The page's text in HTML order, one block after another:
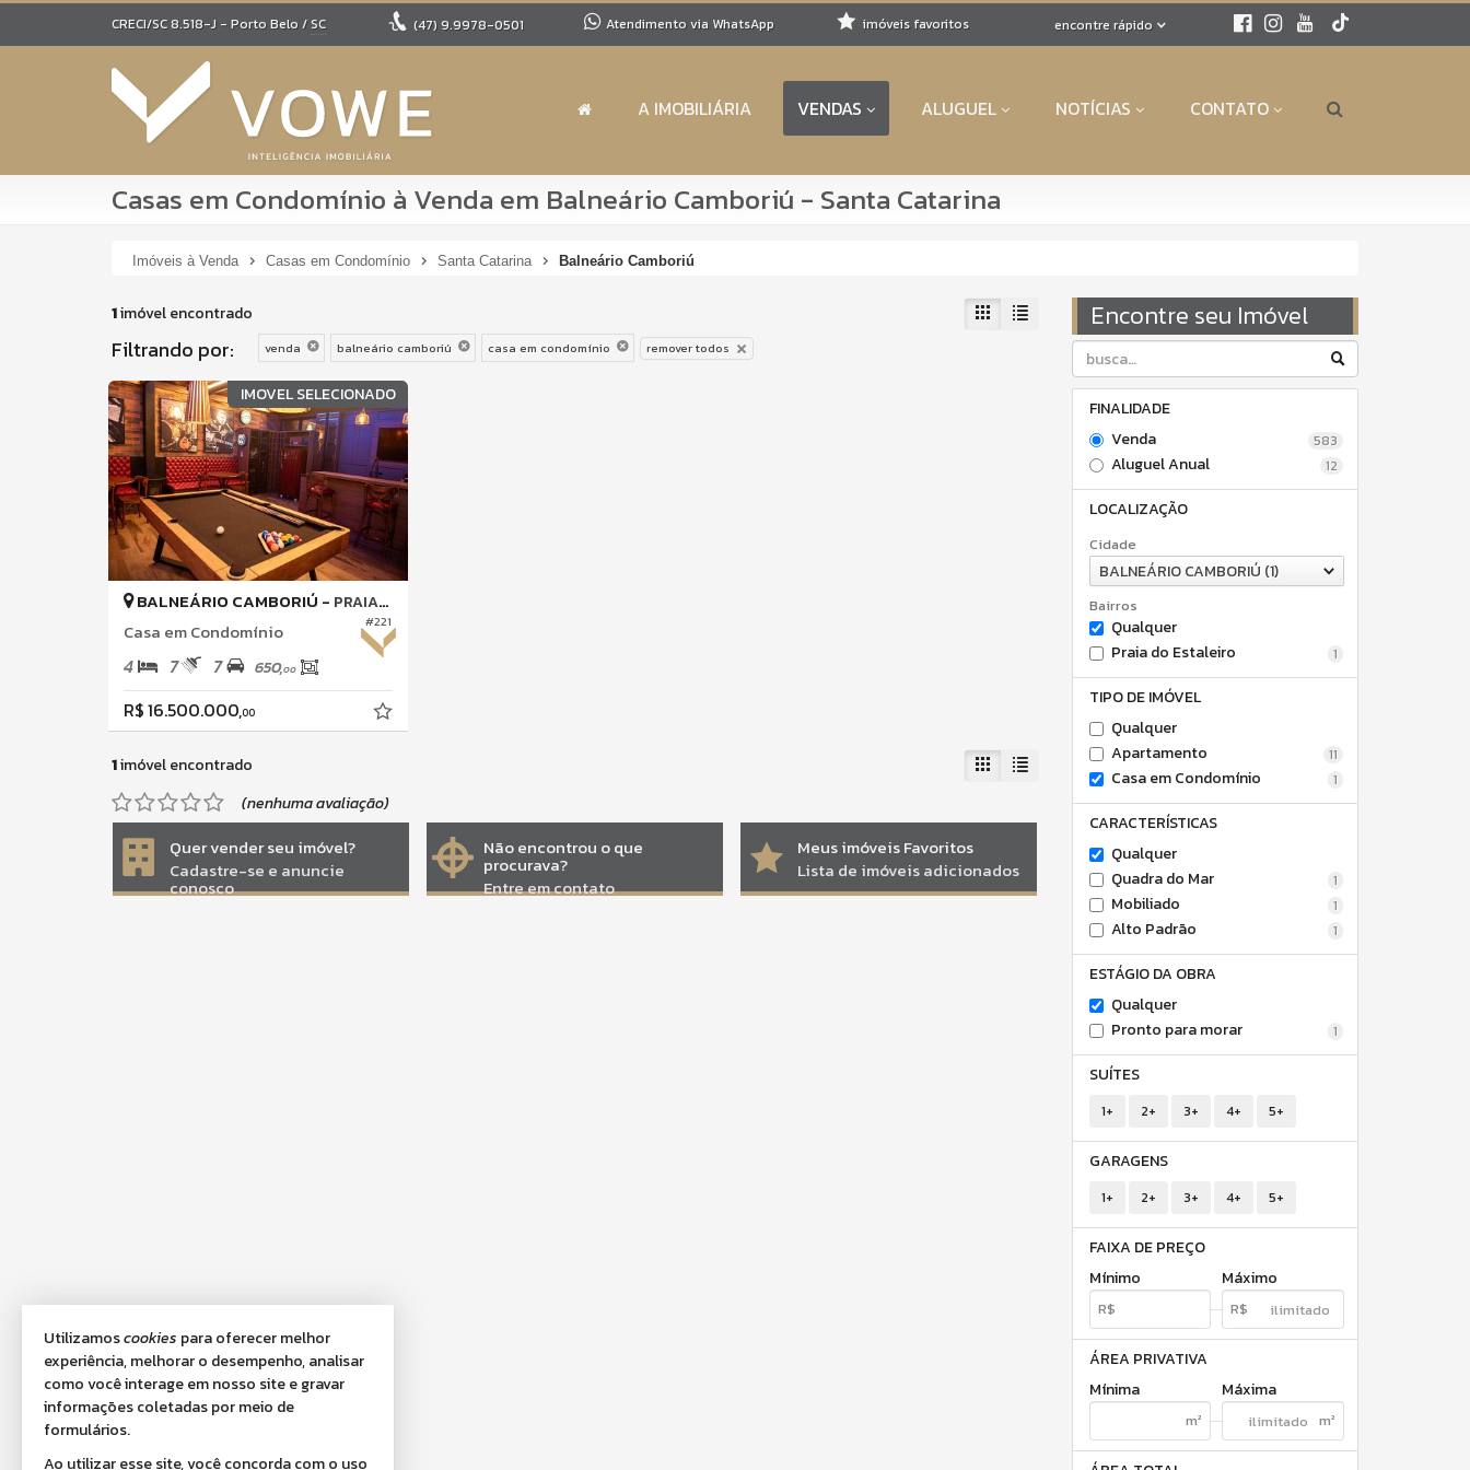
CRECI/SC 8.518-J - Porto Belo /SC (47)9.9978-0501 Atendimento via WhatsApp encontre rápido
imóveis favoritos
A IMOBILIÁRIA VENDAS ALUGUEL NOTÍCIAS CONTATO
Casas em Condomínio à Venda em Balneário Camboriú - Santa Catarina
Imóveis à Venda Casas em Condomínio Santa Catarina Balneário Camboriú
Encontre seu Imóvel
FINALIDADE
Venda
583
Aluguel Anual 12
LOCALIZAÇÃO
Cidade
BALNEÁRIO CAMBORIÚ (1)
Bairros
Qualquer
Praia do Estaleiro
1
TIPO DE IMÓVEL
Qualquer
Apartamento
11
Casa em Condomínio 1
CARACTERÍSTICAS
Qualquer
Quadra do Mar
1
Mobiliado 1
Alto Padrão 1
ESTÁGIO DA OBRA
Qualquer
Pronto para morar
1
SUÍTES
1+ 2+ 3+ 4+ 5+
GARAGENS
1+ 2+ 3+ 4+ 5+
FAIXA DE PREÇO
Mínimo
Máximo
ÁREA PRIVATIVA
Mínima
Máxima
1imóvel encontrado
Filtrando por: venda balneário camboriú casa em condomínio remover todos
IMOVEL SELECIONADO
#221
BALNEÁRIO CAMBORIÚ - PRAIA DO ESTALEIRO
Casa em Condomínio
4 7 7 650,00
R$ 16.500.000,00
1imóvel encontrado
(nenhuma avaliação)
Quer vender seu imóvel?
Cadastre-se e anuncie
conosco
Não encontrou o que
procurava?
Entre em contato
Meus imóveis Favoritos
Lista de imóveis adicionados
Utilizamoscookies para oferecer melhor
experiência, melhorar o desempenho, analisar
como você interage em nosso site e gravar
informações coletadas por meio de
formulários.
Ao utilizar esse site, você concorda com o uso